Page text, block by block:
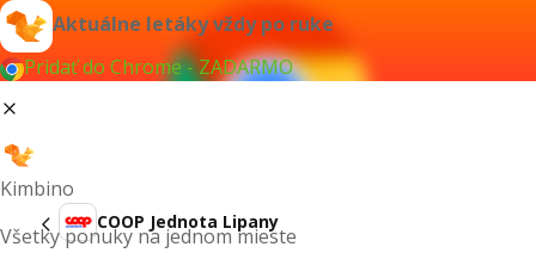
Aktuálne letáky vždy po ruke
Pridať do Chrome - ZADARMO
Kimbino
Všetky ponuky na jednom mieste
COOP Jednota Lipany